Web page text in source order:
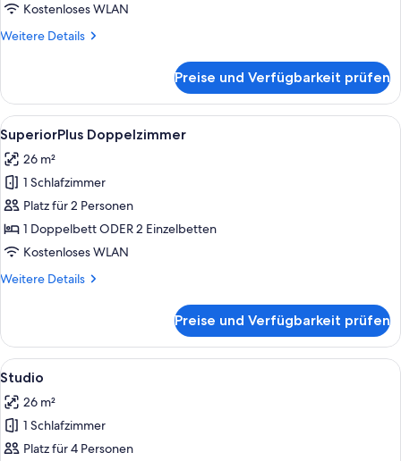
Kostenloses WLAN
Weitere Details
Weitere
Doppelzimmer
Preise und Verfügbarkeit prüfen
Alle
Fotos
für
SuperiorPlus
Doppelzimmer
anzeigen
Ein Hotelzimmer mit einem großen
4
SuperiorPlus Doppelzimmer
26 m²
1 Schlafzimmer
Platz für 2 Personen
1 Doppelbett ODER 2 Einzelbetten
Kostenloses WLAN
Weitere Details
Weitere
Doppelzimmer
Preise und Verfügbarkeit prüfen
Alle
Fotos
für
Studio
anzeigen
Ein Hotelzimmer mit einem großen
5
Studio
26 m²
1 Schlafzimmer
Platz für 4 Personen